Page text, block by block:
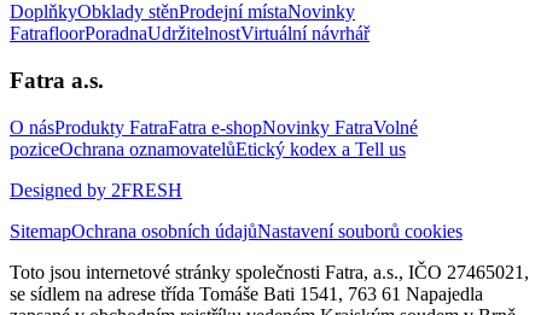
DoplňkyObklady stěnProdejní místaNovinky
FatrafloorPoradnaUdržitelnostVirtuální návrhář
Fatra a.s.
O násProdukty FatraFatra e-shopNovinky FatraVolné
poziceOchrana oznamovatelůEtický kodex a Tell us
Designed by 2FRESH
SitemapOchrana osobních údajůNastavení souborů cookies
Toto jsou internetové stránky společnosti Fatra, a.s., IČO 27465021,
se sídlem na adrese třída Tomáše Bati 1541, 763 61 Napajedla